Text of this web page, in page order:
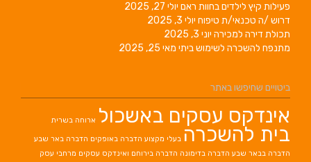
פעילות קיץ לילדים בחוות ראם יולי 27, 2025
דרוש /ה טכנאי/ת טיפוח יולי 3, 2025
תכולת דירה למכירה יוני 3, 2025
מתנפח להשכרה לשימוש ביתי מאי 25, 2025
ביטויים שחיפשו באתר
אינדקס עסקים באשכול ארוחה בשרית
בית להשכרה בעלי מקצוע הדברה באופקים הדברה באר שבע
הדברה בבאר שבע הדברה בדימונה הדברה בירוחם ואינדקס עסקים מרחבי עסק